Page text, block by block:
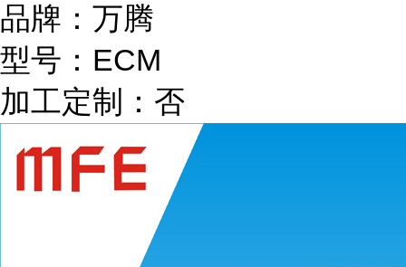
品牌：万腾
型号：ECM
加工定制：否